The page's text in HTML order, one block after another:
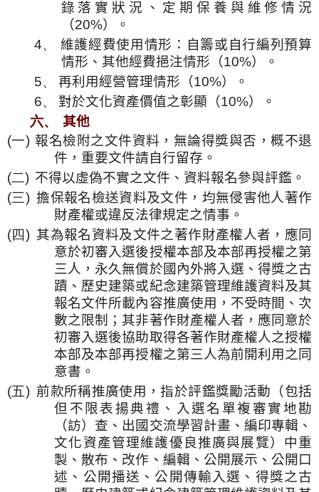
錄落實狀況、定期保養與維修情況
（20%）。
4、
維護經費使用情形：自籌或自行編列預算
情形、其他經費挹注情形（10%）。
5、
再利用經營管理情形（10%）。
6、
對於文化資產價值之彰顯（10%）。
六、
其他
(一) 報名檢附之文件資料，無論得獎與否，概不退
件，重要文件請自行留存。
(二) 不得以虛偽不實之文件、資料報名參與評鑑。
(三) 擔保報名檢送資料及文件，均無侵害他人著作
財產權或違反法律規定之情事。
(四) 其為報名資料及文件之著作財產權人者，應同
意於初審入選後授權本部及本部再授權之第
三人，永久無償於國內外將入選、得獎之古
蹟、歷史建築或紀念建築管理維護資料及其
報名文件所載內容推廣使用，不受時間、次
數之限制；其非著作財產權人者，應同意於
初審入選後協助取得各著作財產權人之授權
本部及本部再授權之第三人為前開利用之同
意書。
(五) 前款所稱推廣使用，指於評鑑獎勵活動（包括
但不限表揚典禮、入選名單複審實地勘
（訪）查、出國交流學習計畫、編印專輯、
文化資產管理維護優良推廣與展覽）中重
製、散布、改作、編輯、公開展示、公開口
述、公開播送、公開傳輸入選、得獎之古